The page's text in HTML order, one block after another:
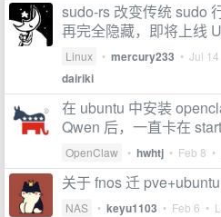
sudo-rs 改变传统 sudo
再完全隐藏，即将上线
Linux • mercury233 • Jul 14
dairiki
在 ubuntu 中安装
Qwen 后，一直卡在
OpenClaw • hwhtj • Feb 8
关于 fnos 迁
NAS • keyu1103 • Feb 6 •